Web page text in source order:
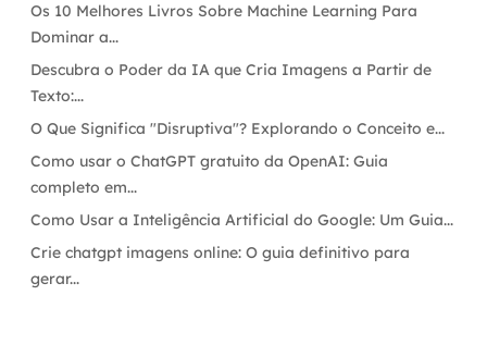
Os 10 Melhores Livros Sobre Machine Learning Para
Dominar a...
Descubra o Poder da IA que Cria Imagens a Partir de
Texto:...
O Que Significa "Disruptiva"? Explorando o Conceito e...
Como usar o ChatGPT gratuito da OpenAI: Guia
completo em...
Como Usar a Inteligência Artificial do Google: Um Guia...
Crie chatgpt imagens online: O guia definitivo para
gerar...